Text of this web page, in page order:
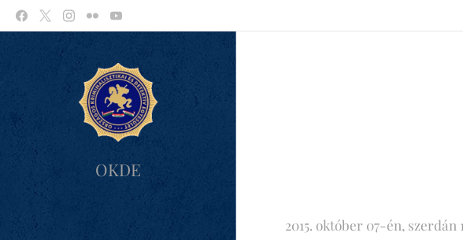
OKDE
2015. október 07-én, szerdán